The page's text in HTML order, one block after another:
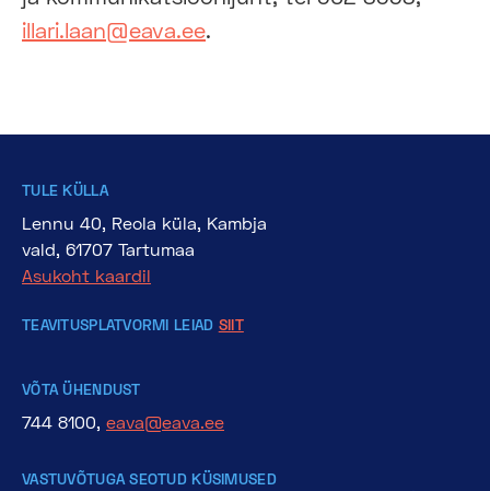
illari.laan@eava.ee.
TULE KÜLLA
Lennu 40, Reola küla, Kambja
vald, 61707 Tartumaa
Asukoht kaardil
TEAVITUSPLATVORMI LEIAD SIIT
VÕTA ÜHENDUST
744 8100, eava@eava.ee
VASTUVÕTUGA SEOTUD KÜSIMUSED